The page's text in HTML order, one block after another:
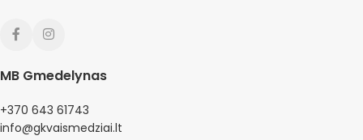
MB Gmedelynas
+370 643 61743
info@gkvaismedziai.lt